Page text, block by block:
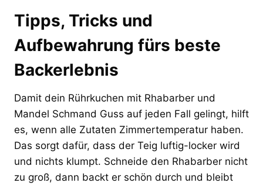
Tipps, Tricks und
Aufbewahrung fürs beste
Backerlebnis
Damit dein Rührkuchen mit Rhabarber und
Mandel Schmand Guss auf jeden Fall gelingt, hilft
es, wenn alle Zutaten Zimmertemperatur haben.
Das sorgt dafür, dass der Teig luftig-locker wird
und nichts klumpt. Schneide den Rhabarber nicht
zu groß, dann backt er schön durch und bleibt